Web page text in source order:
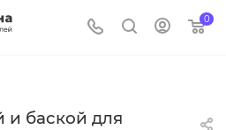
0
и баской для